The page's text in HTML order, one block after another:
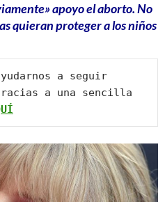
apoyo el aborto. No
quieran proteger a los niños
a seguir
a una sencilla